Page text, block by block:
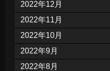
2022年12月
2022年11月
2022年10月
2022年9月
2022年8月